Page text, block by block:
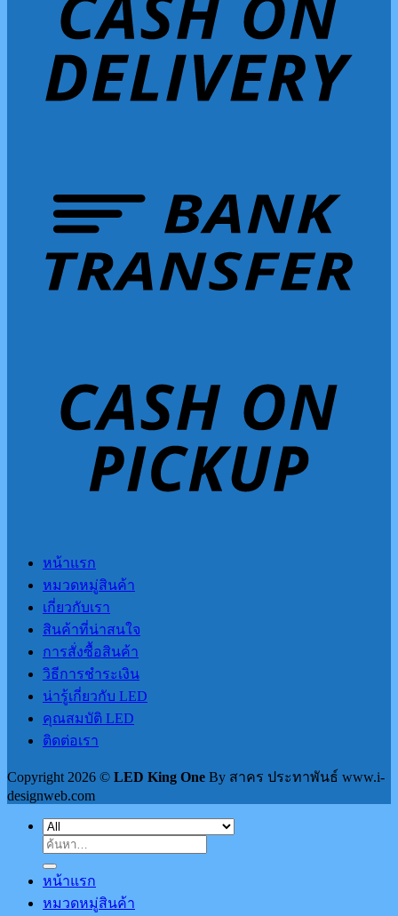
หน้าแรก
หมวดหมู่สินค้า
เกี่ยวกับเรา
สินค้าที่น่าสนใจ
การสั่งซื้อสินค้า
วิธีการชำระเงิน
น่ารู้เกี่ยวกับ LED
คุณสมบัติ LED
ติดต่อเรา
Copyright 2026 © LED King One By สาคร ประทาพันธ์ www.i-
designweb.com
ค้นหา:
หน้าแรก
หมวดหมู่สินค้า